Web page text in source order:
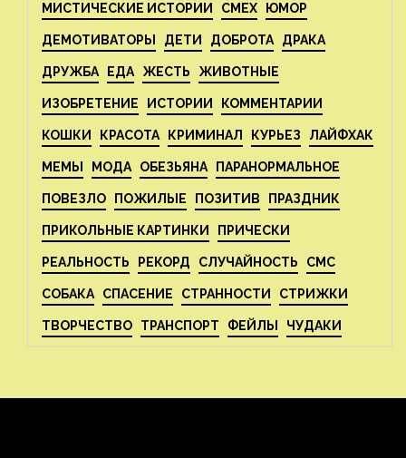
МИСТИЧЕСКИЕ ИСТОРИИ СМЕХ ЮМОР
ДЕМОТИВАТОРЫ ДЕТИ ДОБРОТА ДРАКА
ДРУЖБА ЕДА ЖЕСТЬ ЖИВОТНЫЕ
ИЗОБРЕТЕНИЕ ИСТОРИИ КОММЕНТАРИИ
КОШКИ КРАСОТА КРИМИНАЛ КУРЬЕЗ ЛАЙФХАК
МЕМЫ МОДА ОБЕЗЬЯНА ПАРАНОРМАЛЬНОЕ
ПОВЕЗЛО ПОЖИЛЫЕ ПОЗИТИВ ПРАЗДНИК
ПРИКОЛЬНЫЕ КАРТИНКИ ПРИЧЕСКИ
РЕАЛЬНОСТЬ РЕКОРД СЛУЧАЙНОСТЬ СМС
СОБАКА СПАСЕНИЕ СТРАННОСТИ СТРИЖКИ
ТВОРЧЕСТВО ТРАНСПОРТ ФЕЙЛЫ ЧУДАКИ